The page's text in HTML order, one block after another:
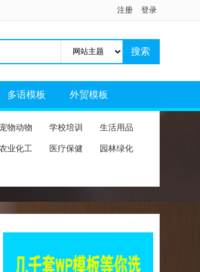
注册 登录
多语模板 外贸模板
宠物动物 学校培训 生活用品
农业化工 医疗保健 园林绿化